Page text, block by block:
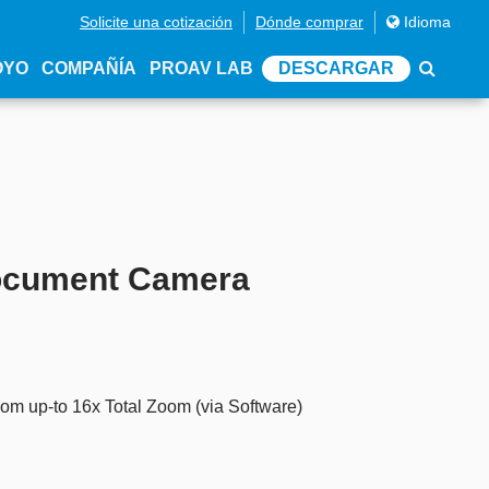
Solicite una cotización Dónde comprar Idioma
COMPAÑÍA PROAV LAB DESCARGAR
Camera
up-to 16x Total Zoom (via Software)